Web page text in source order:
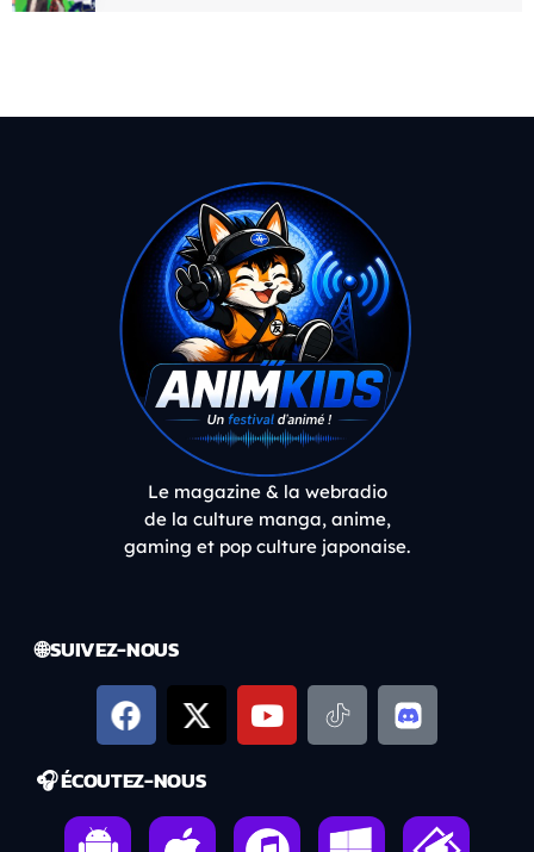
Le magazine & la webradio
de la culture manga, anime,
gaming et pop culture japonaise.
🌐 SUIVEZ-NOUS
🎧 ÉCOUTEZ-NOUS